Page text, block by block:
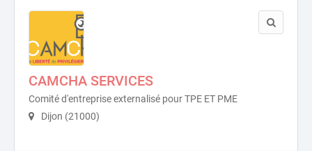
CAMCHA SERVICES
Comité d'entreprise externalisé pour TPE ET PME
Dijon (21000)